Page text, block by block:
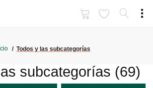
Todos y las subcategorías
subcategorías (69)